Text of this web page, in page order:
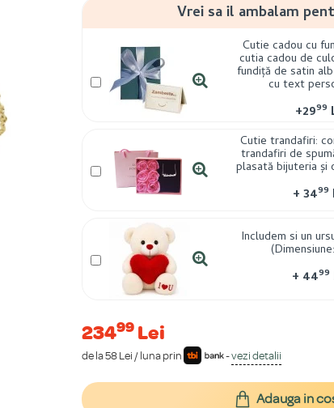
23499 Lei
de la 58 Lei / luna prin -vezi detalii
Vrei sa il ambalam
Cutie cadou cu
cutia cadou de
fundiță de satin
cu text
+2999
Cutie trandafiri:
trandafiri de
plasată bijuteria și
+3499
Includem si un
+ 4499
Adauga in